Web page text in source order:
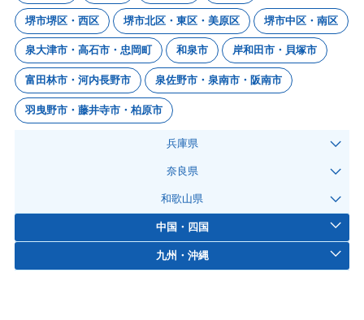
堺市堺区・西区 堺市北区・東区・美原区 堺市中区・南区
泉大津市・高石市・忠岡町 和泉市 岸和田市・貝塚市
富田林市・河内長野市 泉佐野市・泉南市・阪南市
羽曳野市・藤井寺市・柏原市
兵庫県
奈良県
和歌山県
中国・四国
九州・沖縄